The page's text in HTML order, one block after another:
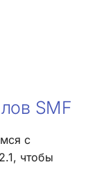
SMF
с
чтобы